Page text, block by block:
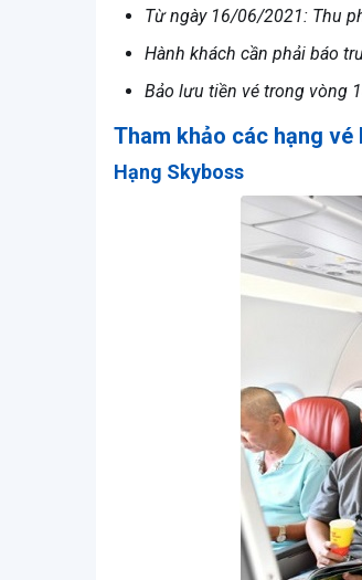
Từ ngày 16/06/2021: Thu
Hành khách cần phải báo
Bảo lưu tiền vé trong vòng
Tham khảo các hạng vé
Hạng Skyboss